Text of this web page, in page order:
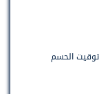
الحسم